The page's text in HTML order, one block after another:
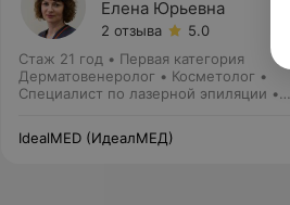
Елена Юрьевна
2 отзыва
5.0
Стаж 21 год • Первая категория
Дерматовенеролог • Косметолог •
Специалист по лазерной эпиляции •
IdealMED (ИдеалМЕД)